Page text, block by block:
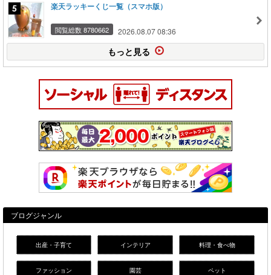
楽天ラッキーくじ一覧（スマホ版）
閲覧総数 8780662 2026.08.07 08:36
もっと見る
ブログジャンル
出産・子育て インテリア 料理・食べ物
ファッション 園芸 ペット